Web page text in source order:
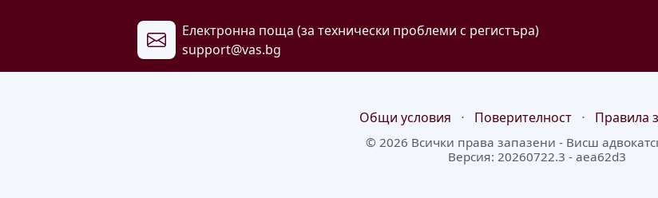
Електронна поща (за технически проблеми с регистъра)
support@vas.bg
Общи условия ⋅ Поверителност ⋅ Правила
© 2026 Всички права запазени - Висш
Версия: 20260722.3 - aea62d3